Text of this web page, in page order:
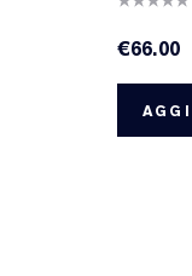
€66.00